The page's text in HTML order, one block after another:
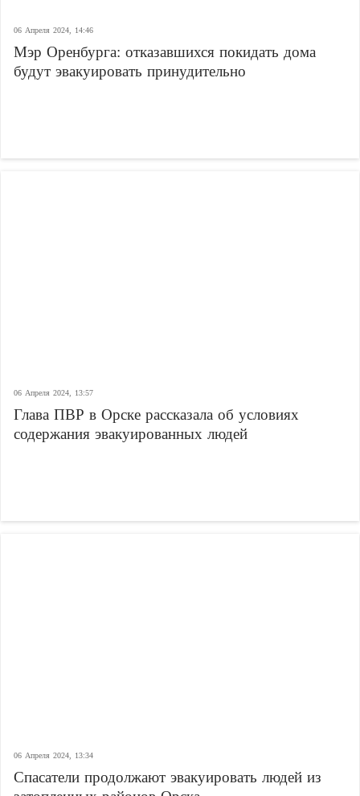
06 Апреля 2024, 14:46
Мэр Оренбурга: отказавшихся покидать дома
будут эвакуировать принудительно
06 Апреля 2024, 13:57
Глава ПВР в Орске рассказала об условиях
содержания эвакуированных людей
06 Апреля 2024, 13:34
Спасатели продолжают эвакуировать людей из